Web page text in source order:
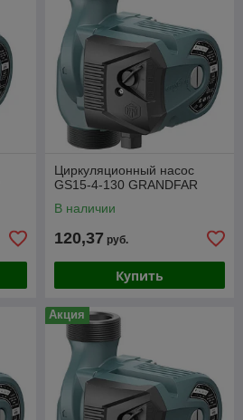
Циркуляционный насос
GS15-4-130 GRANDFAR
В наличии
120,37 руб.
Купить
Акция